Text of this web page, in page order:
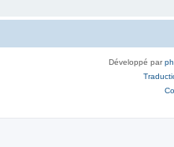
Développé par